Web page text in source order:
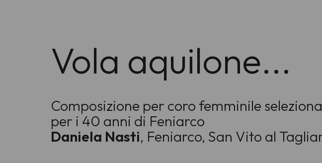
Vola aquilone...
Composizione per coro femminile
per i 40 anni di Feniarco
Daniela Nasti, Feniarco, San Vito al